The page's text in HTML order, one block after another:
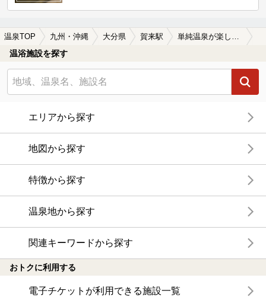
温泉TOP 九州・沖縄 大分県 賀来駅 単純温泉が楽しめる賀来駅近くの温泉、日帰り温泉、スーパー銭湯おすすめ
温浴施設を探す
エリアから探す
地図から探す
特徴から探す
温泉地から探す
関連キーワードから探す
おトクに利用する
電子チケットが利用できる施設一覧